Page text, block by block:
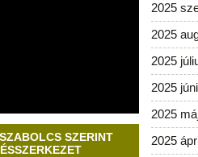
SZERINT
2025
2025
2025
2025
2025
2025